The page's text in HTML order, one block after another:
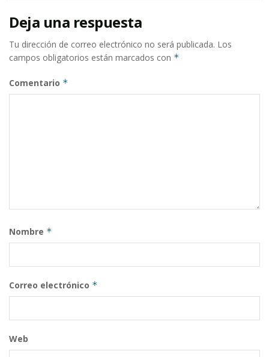
Deja una respuesta
Tu dirección de correo electrónico no será publicada. Los
campos obligatorios están marcados con *
Comentario *
Nombre *
Correo electrónico *
Web